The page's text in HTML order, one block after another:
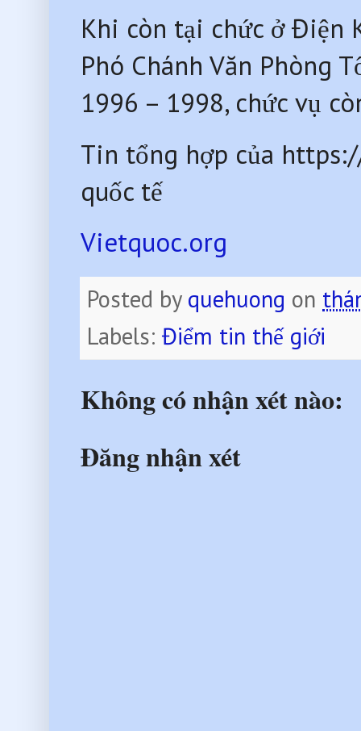
Khi còn tại chức ở Điện
Phó Chánh Văn Phòng
1996 – 1998, chức vụ
Tin tổng hợp của
quốc tế
Vietquoc.org
Posted by quehuong on
Labels:Điểm tin thế giới
Không có nhận xét nào:
Đăng nhận xét